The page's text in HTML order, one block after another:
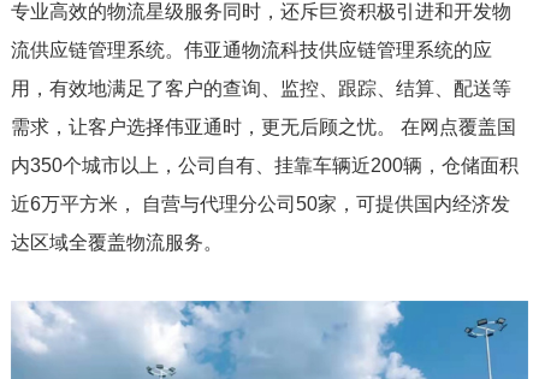
专业高效的物流星级服务同时，还斥巨资积极引进和开发物
流供应链管理系统。伟亚通物流科技供应链管理系统的应
用，有效地满足了客户的查询、监控、跟踪、结算、配送等
需求，让客户选择伟亚通时，更无后顾之忧。 在网点覆盖国
内350个城市以上，公司自有、挂靠车辆近200辆，仓储面积
近6万平方米， 自营与代理分公司50家，可提供国内经济发
达区域全覆盖物流服务。